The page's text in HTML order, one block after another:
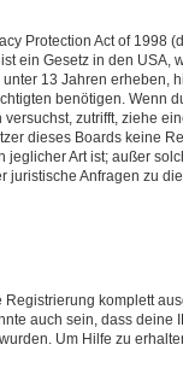
Protection Act of 1998
ein Gesetz in den USA,
13 Jahren erheben,
benötigen. Wenn
zutrifft, ziehe
dieses Boards keine
Art ist; außer
Anfragen zu
komplett
auch sein, dass deine
Um Hilfe zu